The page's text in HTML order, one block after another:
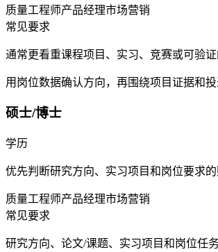
质量工程师产品经理市场营销
常见要求
通常更看重课程项目、实习、竞赛或可验证
用岗位数据确认方向，再围绕项目证据和投
硕士/博士
学历
优先判断研究方向、实习项目和岗位要求的
质量工程师产品经理市场营销
常见要求
研究方向、论文/课题、实习项目和岗位任